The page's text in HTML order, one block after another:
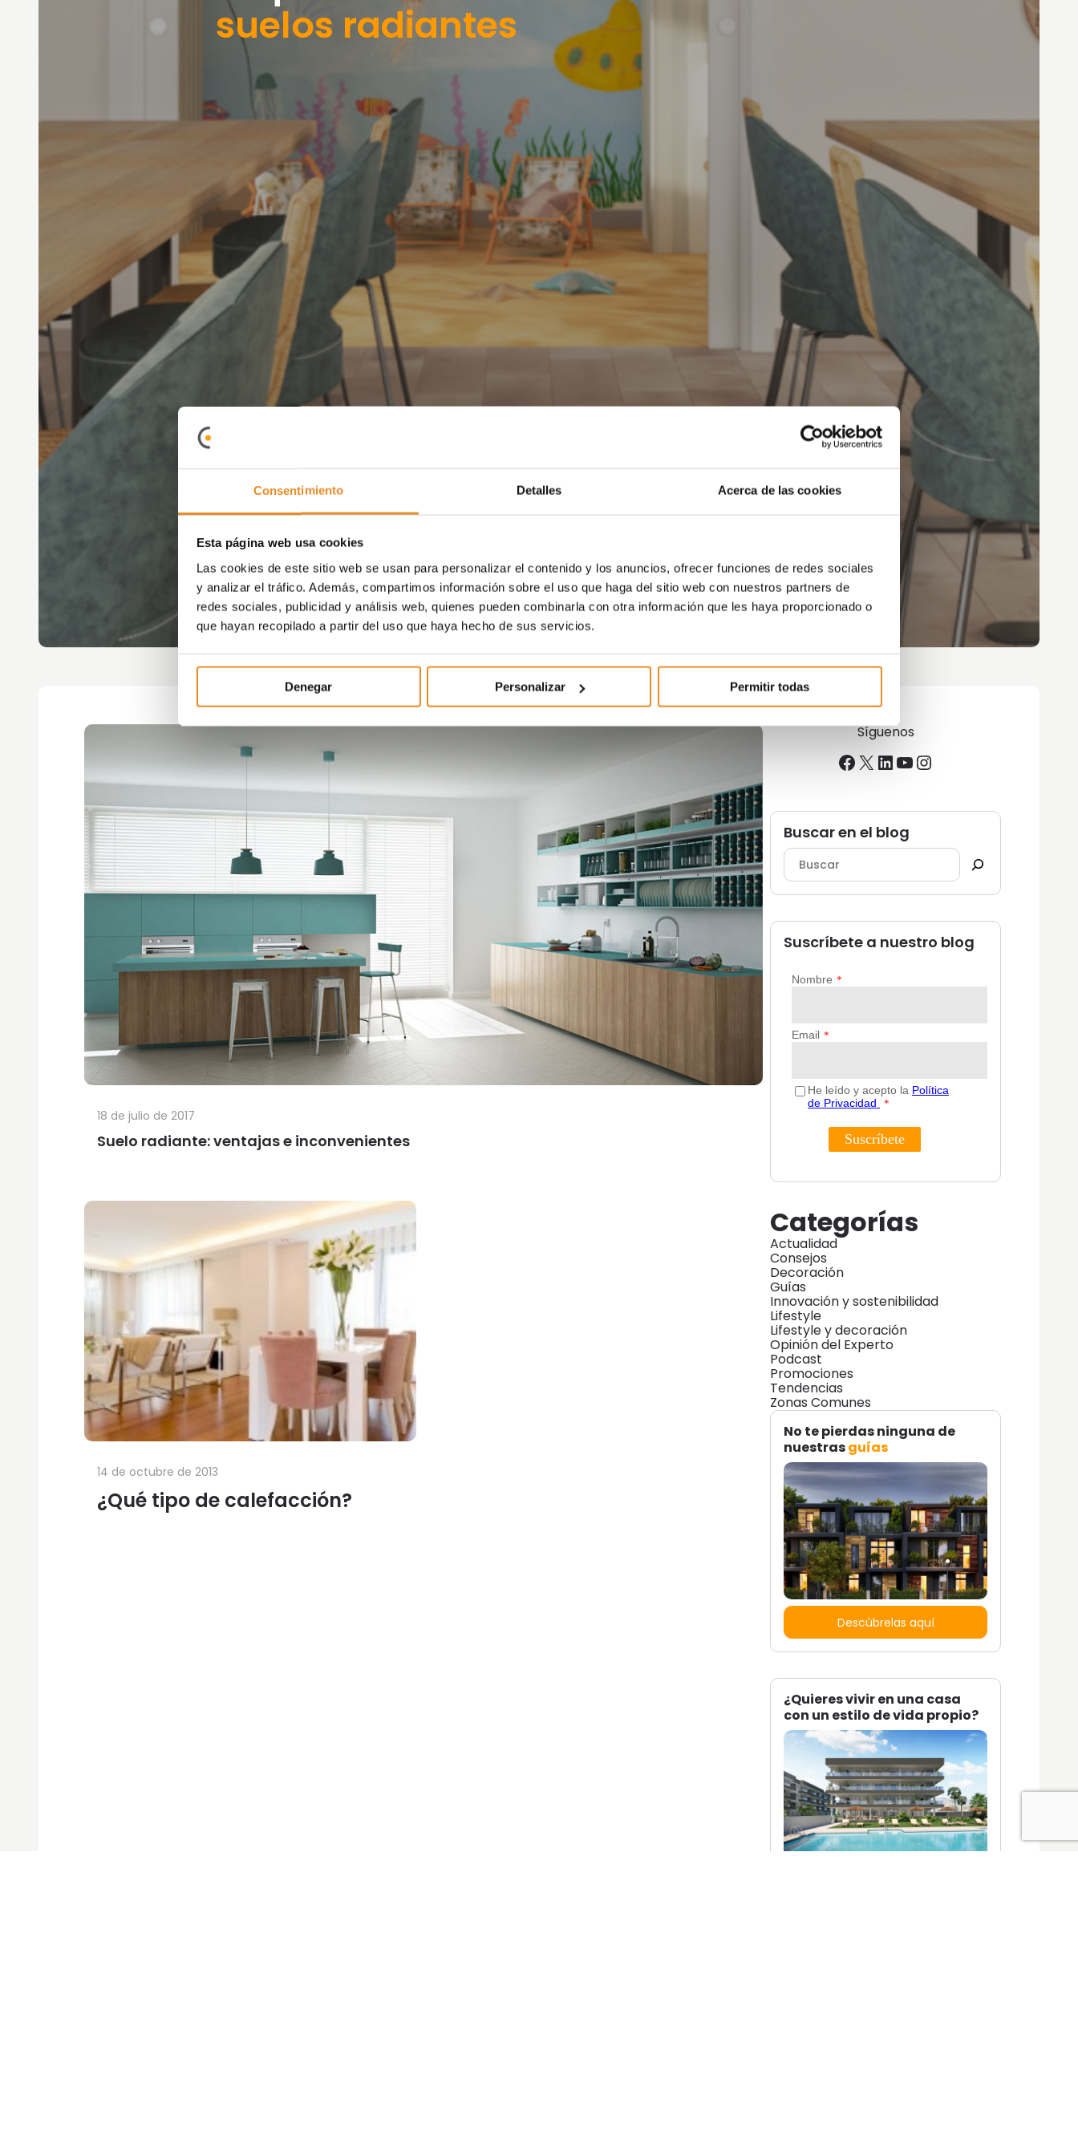
Consentimiento Detalles Acerca de las cookies
Esta página web usa cookies
Las cookies de este sitio web se usan para personalizar el contenido y los anuncios, ofrecer funciones de redes sociales
y analizar el tráfico. Además, compartimos información sobre el uso que haga del sitio web con nuestros partners de
redes sociales, publicidad y análisis web, quienes pueden combinarla con otra información que les haya proporcionado o
que hayan recopilado a partir del uso que haya hecho de sus servicios.
Denegar Personalizar Permitir todas
suelos radiantes
Suelo radiante: ventajas e inconvenientes
18 de julio de 2017
¿Qué tipo de calefacción?
14 de octubre de 2013
Síguenos
Facebook
X LinkedIn
YouTube
Instagram
Buscar en el blog
Suscríbete a nuestro blog
Categorías
Actualidad
Consejos
Decoración
Guías
Innovación y sostenibilidad
Lifestyle
Lifestyle y decoración
Opinión del Experto
Podcast
Promociones
Tendencias
Zonas Comunes
No te pierdas ninguna de
nuestrasguías
Descúbrelas aquí
¿Quieres vivir en una casa
con un estilo de vida propio?